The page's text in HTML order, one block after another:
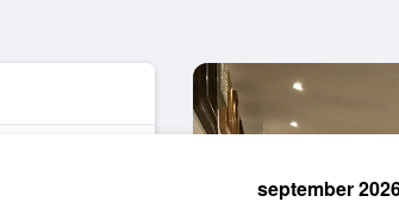
september